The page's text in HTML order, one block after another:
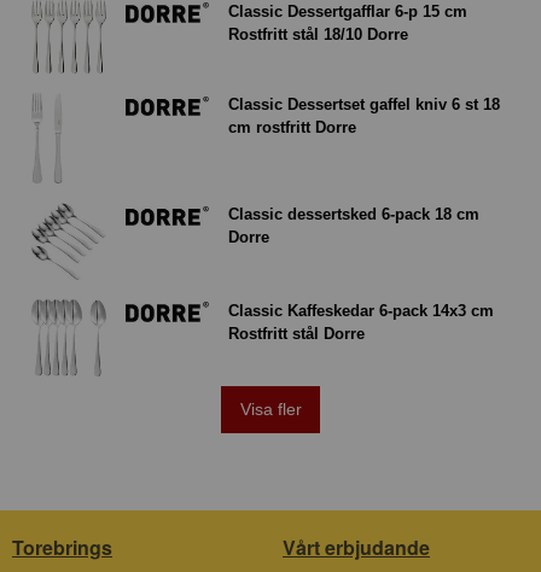
Classic Dessertgafflar 6-p 15 cm
Rostfritt stål 18/10 Dorre
Classic Dessertset gaffel kniv 6 st 18
cm rostfritt Dorre
Classic dessertsked 6-pack 18 cm
Dorre
Classic Kaffeskedar 6-pack 14x3 cm
Rostfritt stål Dorre
Visa fler
Torebrings Vårt erbjudande